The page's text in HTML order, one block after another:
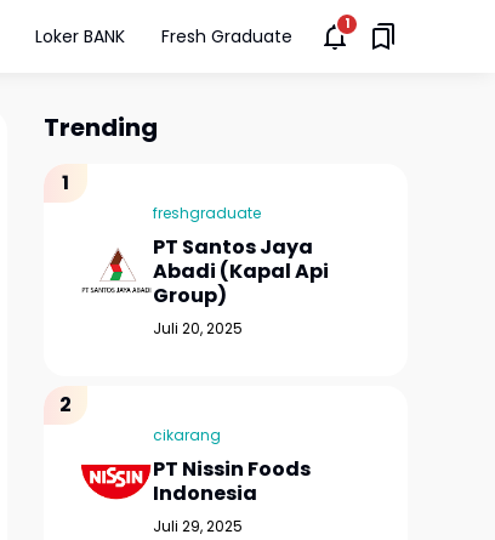
Loker BANK Fresh Graduate
Trending
freshgraduate
PT Santos Jaya
Abadi (Kapal Api
Group)
Juli 20, 2025
cikarang
PT Nissin Foods
Indonesia
Juli 29, 2025